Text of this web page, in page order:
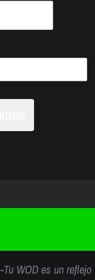
-Tu WOD es un reflejo